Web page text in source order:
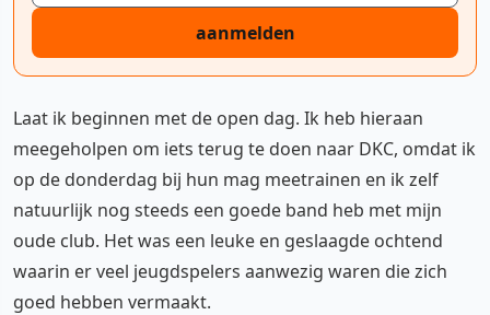
aanmelden
Laat ik beginnen met de open dag. Ik heb hieraan
meegeholpen om iets terug te doen naar DKC, omdat ik
op de donderdag bij hun mag meetrainen en ik zelf
natuurlijk nog steeds een goede band heb met mijn
oude club. Het was een leuke en geslaagde ochtend
waarin er veel jeugdspelers aanwezig waren die zich
goed hebben vermaakt.